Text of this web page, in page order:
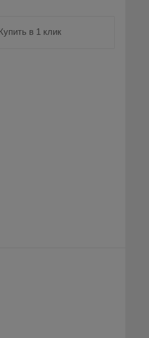
в 1 клик